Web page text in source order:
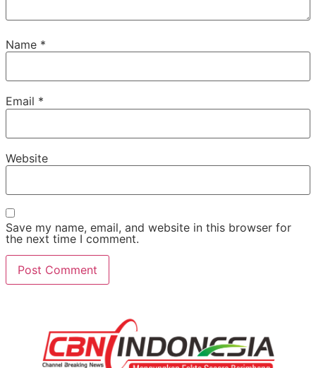
Name *
Email *
Website
Save my name, email, and website in this browser for
the next time I comment.